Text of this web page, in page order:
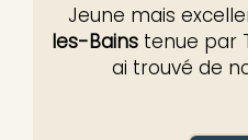
Jeune mais
les-Bains tenue par
ai trouvé de